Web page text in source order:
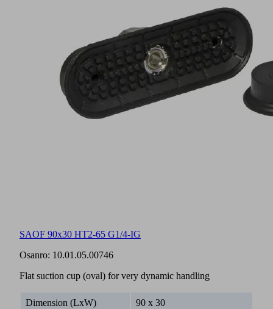
SAOF 90x30 HT2-65 G1/4-IG
Osanro: 10.01.05.00746
Flat suction cup (oval) for very dynamic handling
Dimension (LxW) 90 x 30